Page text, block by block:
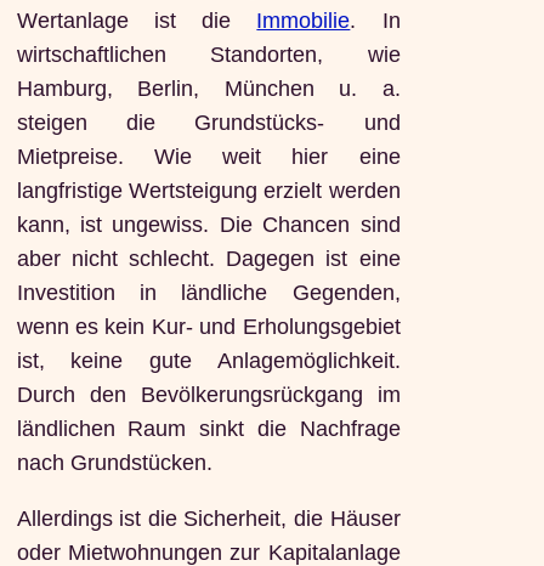
Wertanlage ist die Immobilie. In
wirtschaftlichen Standorten, wie
Hamburg, Berlin, München u. a.
steigen die Grundstücks- und
Mietpreise. Wie weit hier eine
langfristige Wertsteigung erzielt werden
kann, ist ungewiss. Die Chancen sind
aber nicht schlecht. Dagegen ist eine
Investition in ländliche Gegenden,
wenn es kein Kur- und Erholungsgebiet
ist, keine gute Anlagemöglichkeit.
Durch den Bevölkerungsrückgang im
ländlichen Raum sinkt die Nachfrage
nach Grundstücken.
Allerdings ist die Sicherheit, die Häuser
oder Mietwohnungen zur Kapitalanlage